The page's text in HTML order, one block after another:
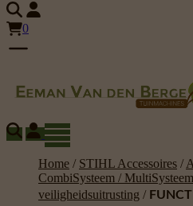
0
Home / STIHL Accessoires /
CombiSysteem / MultiSysteem
veiligheidsuitrusting /